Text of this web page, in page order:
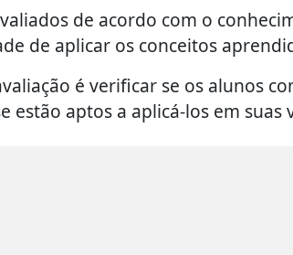
de acordo com o
de aplicar os conceitos
é verificar se os alunos
estão aptos a aplicá-los em suas